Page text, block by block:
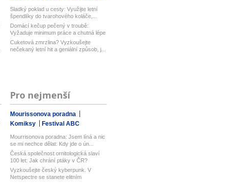
Sladký poklad u cesty: Využijte letní
špendlíky do tvarohového koláče,...
Domácí kečup pečený v troubě:
Vyžaduje minimum práce a chutná lépe
než...
Cuketová zmrzlina? Vyzkoušejte
nečekaný letní hit a geniální způsob, j...
Pro nejmenší
Mourissonova poradna
Komiksy
Festival ABC
Mourrisonova poradna: Jsem líná a nic
se mi nechce dělat: Kdy jde o ún...
Česká společnost ornitologická slaví
100 let: Jak chrání ptáky v ČR?
Vyzkoušejte český kyberpunk. V
Netspectre se stanete elitním